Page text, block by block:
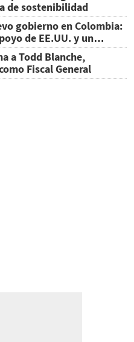
de sostenibilidad
gobierno en Colombia:
de EE.UU. y un
a Todd Blanche,
Fiscal General